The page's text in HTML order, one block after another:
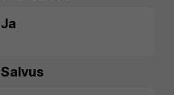
Ja
Salvus